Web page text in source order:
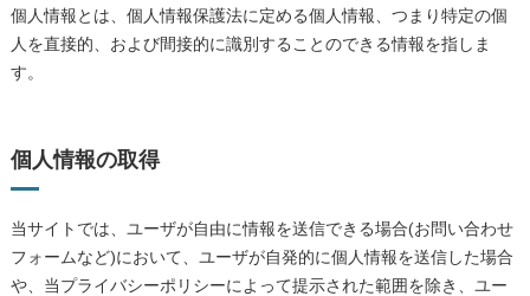
個人情報とは、個人情報保護法に定める個人情報、つまり特定の個
人を直接的、および間接的に識別することのできる情報を指しま
す。
個人情報の取得
当サイトでは、ユーザが自由に情報を送信できる場合(お問い合わせ
フォームなど)において、ユーザが自発的に個人情報を送信した場合
や、当プライバシーポリシーによって提示された範囲を除き、ユー